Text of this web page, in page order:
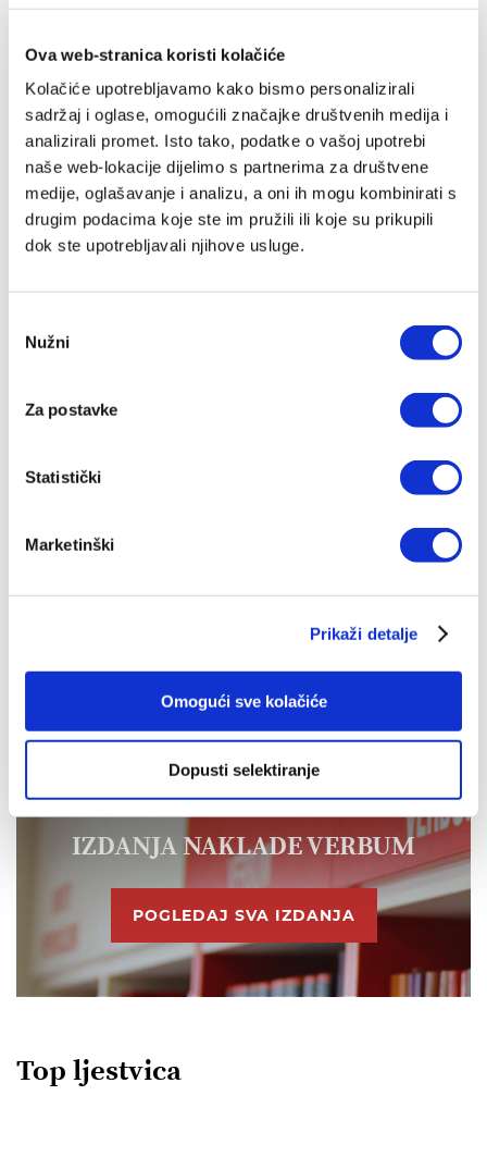
Ova web-stranica koristi kolačiće
Kolačiće upotrebljavamo kako bismo personalizirali
sadržaj i oglase, omogućili značajke društvenih medija i
analizirali promet. Isto tako, podatke o vašoj upotrebi
naše web-lokacije dijelimo s partnerima za društvene
medije, oglašavanje i analizu, a oni ih mogu kombinirati s
drugim podacima koje ste im pružili ili koje su prikupili
dok ste upotrebljavali njihove usluge.
pristanka
Nužni
Za postavke
Statistički
Marketinški
Prikaži detalje
Omogući sve kolačiće
Dopusti selektiranje
možda time sve ono što se uči u katekizmu? I to
svaki dan - u vijestima, u osobnom životnom
iskustvu, u milijunima ljudskih povijesti trpljenja, koji
svi ostaju potpuno lišeni značenja i tumačenja.
Što treba misliti o Bogu koji tako malo hoće ili može
promijeniti?
I što treba misliti o Isusu koji je kadar pretvoriti vodu
Ova knjižica želi pomoći roditeljima, učiteljima i
vjeroučiteljima da pokušaju razgovarati s djecom o
teškoj temi zla i boli.
OD ISTOG AUTORA
OD ISTOG NAKLADNIKA
IZDANJA NAKLADE VERBUM
POGLEDAJ SVA IZDANJA
Top ljestvica